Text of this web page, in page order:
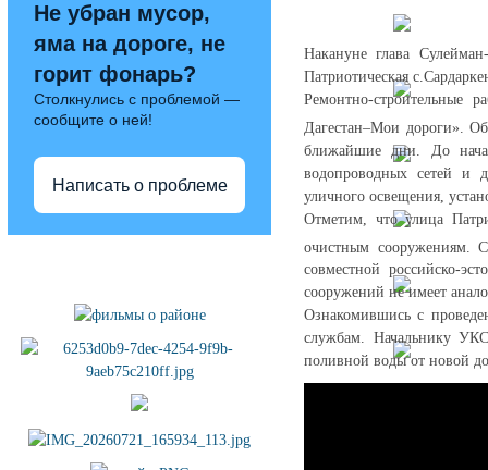
Не убран мусор,
яма на дороге, не
горит фонарь?
Столкнулись с проблемой —
сообщите о ней!
Написать о проблеме
Накануне глава
Патриотическая
Ремонтно-строительные
Дагестан–Мои дороги».
ближайшие дни. До
водопроводных сетей и
уличного освещения,
Отметим, что улица
очистным сооружениям.
совместной российско-
сооружений не имеет
Ознакомившись с
службам. Начальнику УКС
поливной воды от новой